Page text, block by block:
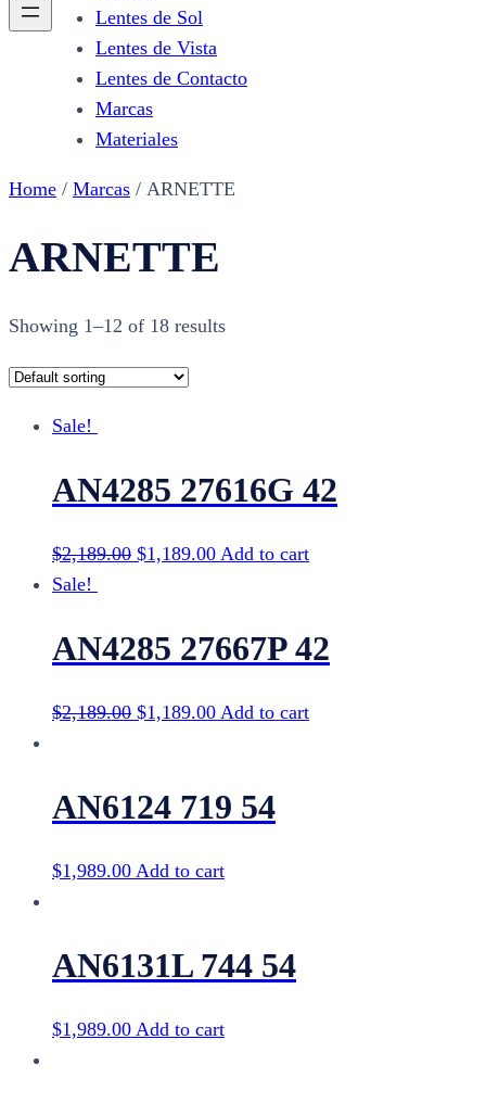
Lentes de Sol
Lentes de Vista
Lentes de Contacto
Marcas
Materiales
Home / Marcas / ARNETTE
ARNETTE
Showing 1–12 of 18 results
Sale!
AN4285 27616G 42
$2,189.00 $1,189.00 Add to cart
Sale!
AN4285 27667P 42
$2,189.00 $1,189.00 Add to cart
AN6124 719 54
$1,989.00 Add to cart
AN6131L 744 54
$1,989.00 Add to cart